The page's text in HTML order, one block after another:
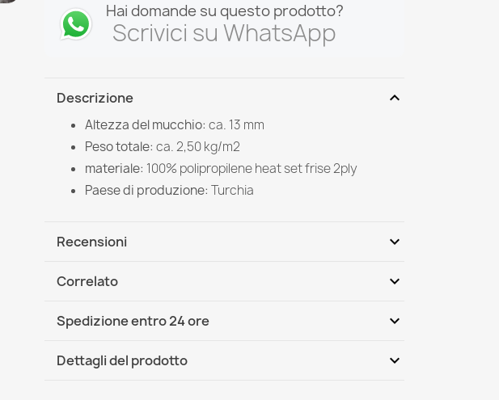
Hai domande su questo prodotto?
Scrivici su WhatsApp
Descrizione expand_more
Altezza del mucchio: ca. 13 mm
Peso totale: ca. 2,50 kg/m2
materiale: 100% polipropilene heat set frise 2ply
Paese di produzione: Turchia
Recensioni expand_more
Correlato expand_more
Spedizione entro 24 ore expand_more
DHL / GLS International
Dettagli del prodotto expand_more